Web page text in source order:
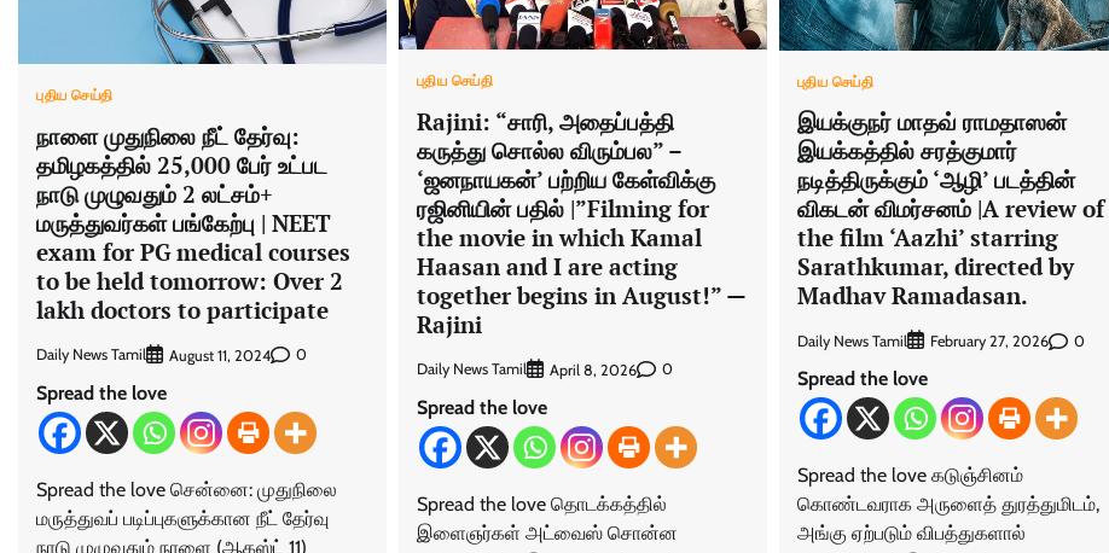
புதிய செய்தி
நாளை முதுநிலை நீட் தேர்வு:
தமிழகத்தில் 25,000 பேர் உட்பட
நாடு முழுவதும் 2 லட்சம்+
மருத்துவர்கள் பங்கேற்பு | NEET
exam for PG medical courses
to be held tomorrow: Over 2
lakh doctors to participate
Daily News Tamil August 11, 2024 0
Spread the love
Spread the love சென்னை: முதுநிலை
மருத்துவப் படிப்புகளுக்கான நீட் தேர்வு
நாடு முழுவதும் நாளை (ஆகஸ்ட் 11)
புதிய செய்தி
Rajini: “சாரி, அதைப்பத்தி
கருத்து சொல்ல விரும்பல” –
‘ஜனநாயகன்’ பற்றிய கேள்விக்கு
ரஜினியின் பதில் |”Filming for
the movie in which Kamal
Haasan and I are acting
together begins in August!” —
Rajini
Daily News Tamil April 8, 2026 0
Spread the love
Spread the love தொடக்கத்தில்
இளைஞர்கள் அட்வைஸ் சொன்ன
புதிய செய்தி
இயக்குநர் மாதவ் ராமதாஸன்
இயக்கத்தில் சரத்குமார்
நடித்திருக்கும் ‘ஆழி’ படத்தின்
விகடன் விமர்சனம் |A review of
the film ‘Aazhi’ starring
Sarathkumar, directed by
Madhav Ramadasan.
Daily News Tamil February 27, 2026 0
Spread the love
Spread the love கடுஞ்சினம்
கொண்டவராக அருளைத் துரத்துமிடம்,
அங்கு ஏற்படும் விபத்துகளால்